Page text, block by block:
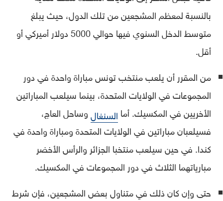
بالنسبة لمعظم المشجعين من تلك الدول، حيث يبلغ
متوسط ​​الدخل السنوي فيها حوالي 5000 دولار أميركي أو
أقل.
من المقرر أن يلعب منتخب تونس مباراة واحدة في دور
المجموعات في الولايات المتحدة، بينما سيلعب المباراتين
الأخريين في المكسيك. أما السنغالوساحل العاج،
فسيلعبان مباراتين في الولايات المتحدة ومباراة واحدة في
كندا. في حين سيلعب منتخبا الجزائر والرأس الأخضر
مبارياتهما الثلاث في دور المجموعات في المكسيك.
حتى وإن كان ذلك في متناول بعض المشجعين، فإن شرط